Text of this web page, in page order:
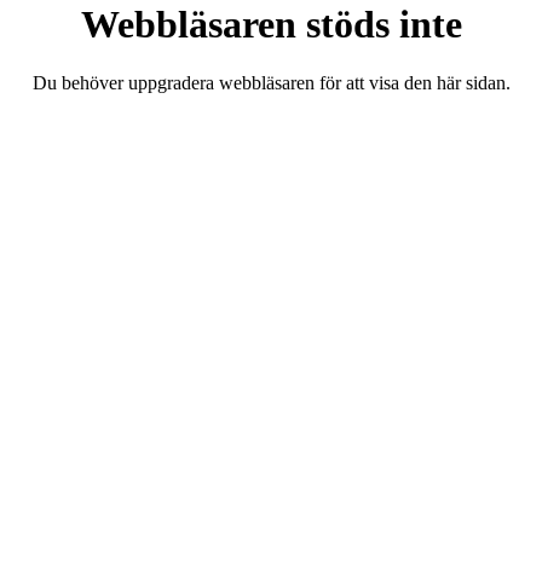
Webbläsaren stöds inte
Du behöver uppgradera webbläsaren för att visa den här sidan.